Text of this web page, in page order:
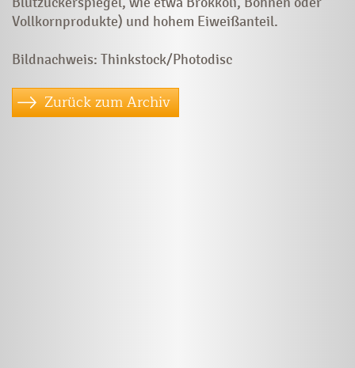
Vollkornprodukte) und hohem Eiweißanteil.
Bildnachweis: Thinkstock/Photodisc
Zurück zum Archiv